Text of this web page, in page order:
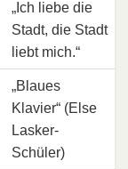
„Ich liebe die
Stadt, die Stadt
liebt mich.“
„Blaues
Klavier“ (Else
Lasker-
Schüler)